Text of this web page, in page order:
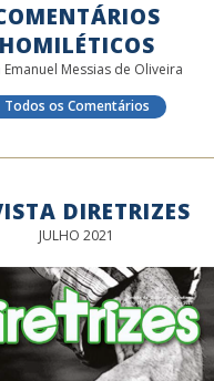
HOMILÉTICOS
Emanuel Messias de Oliveira
Todos os Comentários
DIRETRIZES
JULHO 2021